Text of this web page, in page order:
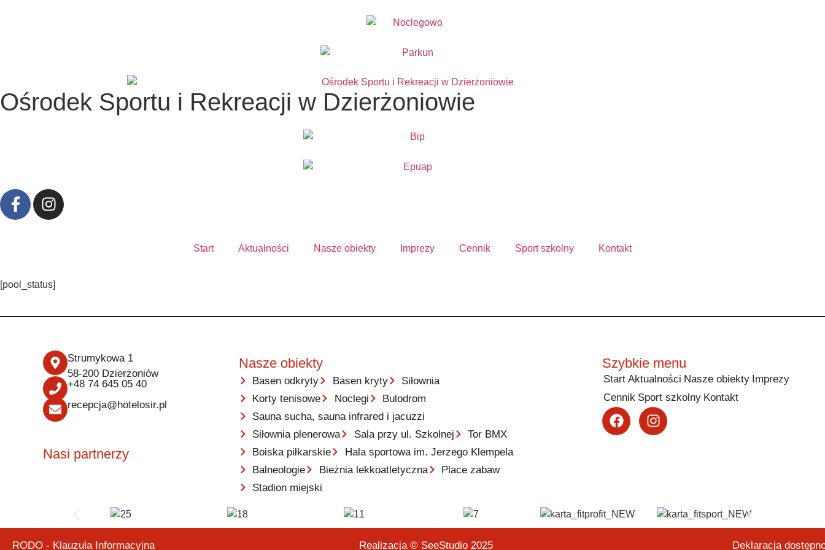
Ośrodek Sportu i Rekreacji w Dzierżoniowie
Start Aktualności Nasze obiekty Imprezy Cennik Sport szkolny Kontakt
[pool_status]
Strumykowa 1
58-200 Dzierżoniów
+48 74 645 05 40
recepcja@hotelosir.pl
Nasi partnerzy
Nasze obiekty
Basen odkryty Basen kryty
Siłownia
Korty tenisowe
Noclegi
Bulodrom
Sauna sucha, sauna infrared i jacuzzi
Siłownia plenerowa
Sala przy ul. Szkolnej
Tor BMX
Boiska piłkarskie
Hala sportowa im. Jerzego Klempela
Balneologie
Bieżnia lekkoatletyczna
Place zabaw
Stadion miejski
Szybkie menu
Start Aktualności Nasze obiekty Imprezy
Cennik Sport szkolny Kontakt
RODO - Klauzula Informacyjna Realizacja © SeeStudio 2025 Deklaracja